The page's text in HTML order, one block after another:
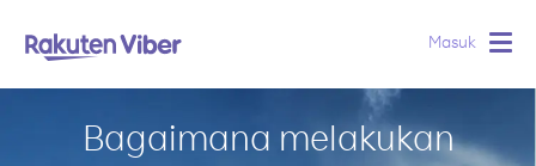
Masuk
Bagaimana melakukan